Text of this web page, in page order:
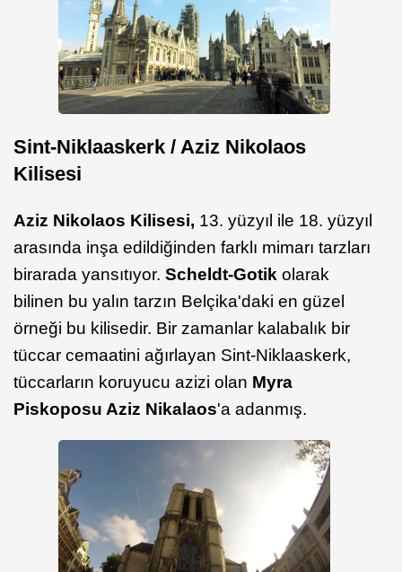
Sint-Niklaaskerk / Aziz Nikolaos
Kilisesi
Aziz Nikolaos Kilisesi, 13. yüzyıl ile 18. yüzyıl
arasında inşa edildiğinden farklı mimarı tarzları
birarada yansıtıyor. Scheldt-Gotik olarak
bilinen bu yalın tarzın Belçika'daki en güzel
örneği bu kilisedir. Bir zamanlar kalabalık bir
tüccar cemaatini ağırlayan Sint-Niklaaskerk,
tüccarların koruyucu azizi olan Myra
Piskoposu Aziz Nikalaos'a adanmış.